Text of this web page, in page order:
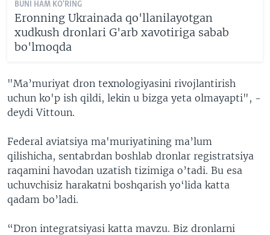
BUNI HAM KO'RING
Eronning Ukrainada qo'llanilayotgan
xudkush dronlari G'arb xavotiriga sabab
bo'lmoqda
"Ma’muriyat dron texnologiyasini rivojlantirish
uchun ko'p ish qildi, lekin u bizga yeta olmayapti", -
deydi Vittoun.
Federal aviatsiya ma'muriyatining ma’lum
qilishicha, sentabrdan boshlab dronlar registratsiya
raqamini havodan uzatish tizimiga o’tadi. Bu esa
uchuvchisiz harakatni boshqarish yo‘lida katta
qadam bo’ladi.
“Dron integratsiyasi katta mavzu. Biz dronlarni